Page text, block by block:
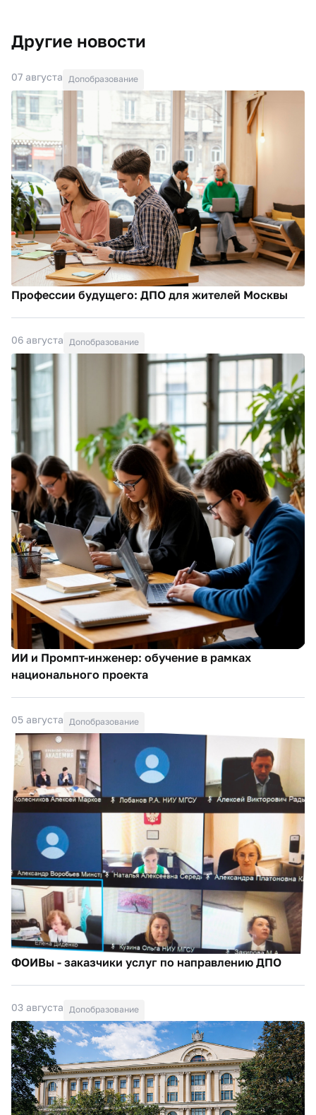
Другие новости
07 августа Допобразование
Профессии будущего: ДПО для жителей Москвы
06 августа Допобразование
ИИ и Промпт-инженер: обучение в рамках
национального проекта
05 августа Допобразование
ФОИВы - заказчики услуг по направлению ДПО
03 августа Допобразование